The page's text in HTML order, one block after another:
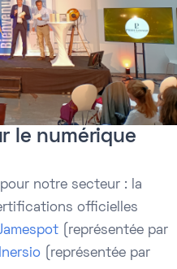
le numérique
notre secteur : la
officielles
(représentée par
Inersio
(représentée par